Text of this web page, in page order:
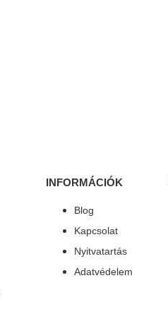
INFORMÁCIÓK
Blog
Kapcsolat
Nyitvatartás
Adatvédelem